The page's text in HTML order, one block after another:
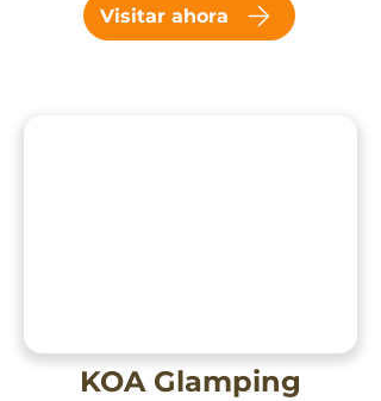
Visitar ahora
KOA Glamping